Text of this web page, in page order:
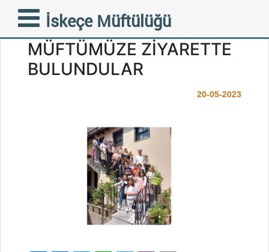
İskeçe Müftülüğü
ÇINAR CAMİİ KUR’AN
KURSU ÖĞRENCİLERİ
MÜFTÜMÜZE ZİYARETTE
BULUNDULAR
20-05-2023